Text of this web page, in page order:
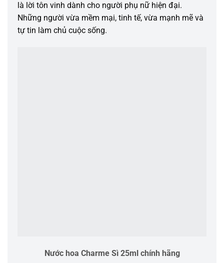
là lời tôn vinh dành cho người phụ nữ hiện đại.
Những người vừa mềm mại, tinh tế, vừa mạnh mẽ và
tự tin làm chủ cuộc sống.
Nước hoa Charme Sì 25ml chính hãng